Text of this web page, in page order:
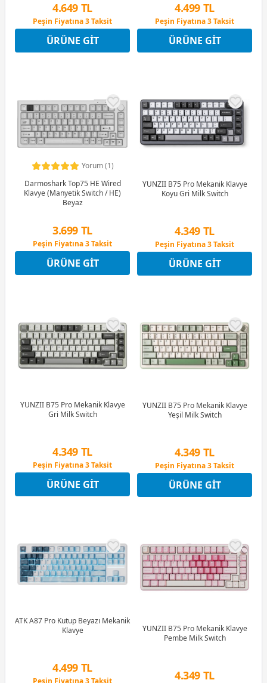
4.649 TL
Peşin Fiyatına 3 Taksit
12 Ay x 547 TL taksitle
Peşin Fiyatına 3 Taksit
ÜRÜNE GIT
4.499 TL
Peşin Fiyatına 3 Taksit
12 Ay x 529 TL taksitle
Peşin Fiyatına 3 Taksit
ÜRÜNE GIT
Yorum (1)
Darmoshark Top75 HE Wired
Klavye (Manyetik Switch / HE)
Beyaz
3.699 TL
Peşin Fiyatına 3 Taksit
12 Ay x 435 TL taksitle
Peşin Fiyatına 3 Taksit
ÜRÜNE GIT
YUNZII B75 Pro Mekanik Klavye
Koyu Gri Milk Switch
4.349 TL
Peşin Fiyatına 3 Taksit
12 Ay x 512 TL taksitle
Peşin Fiyatına 3 Taksit
ÜRÜNE GIT
YUNZII B75 Pro Mekanik Klavye
Gri Milk Switch
4.349 TL
Peşin Fiyatına 3 Taksit
12 Ay x 512 TL taksitle
Peşin Fiyatına 3 Taksit
ÜRÜNE GIT
YUNZII B75 Pro Mekanik Klavye
Yeşil Milk Switch
4.349 TL
Peşin Fiyatına 3 Taksit
12 Ay x 512 TL taksitle
Peşin Fiyatına 3 Taksit
ÜRÜNE GIT
ATK A87 Pro Kutup Beyazı Mekanik
Klavye
4.499 TL
YUNZII B75 Pro Mekanik Klavye
Pembe Milk Switch
4.349 TL